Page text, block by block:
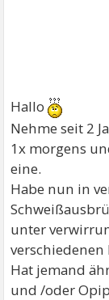
Hallo
Nehme seit 2
1x morgens
eine.
Habe nun in
unter
Hat jemand
und /oder